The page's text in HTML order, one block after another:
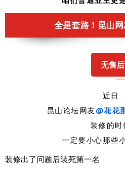
全是套路！昆山
无售后
近日
昆山论坛网友@花花
装修的时
一定要小心那些
装修出了问题后装死第一名